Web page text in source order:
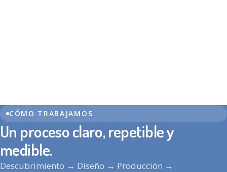
Ver caso
CÓMO TRABAJAMOS
Un proceso claro, repetible y
medible.
Descubrimiento → Diseño → Producción →